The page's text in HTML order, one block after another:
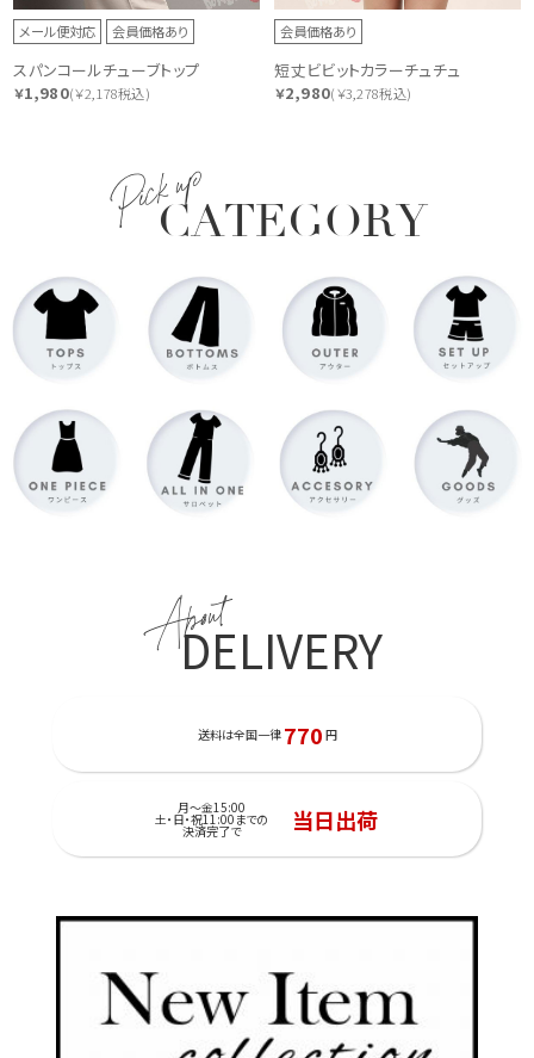
メール便対応 会員価格あり
スパンコールチューブトップ
￥1,980(￥2,178税込)
会員価格あり
短丈ビビットカラーチュチュ
￥2,980(￥3,278税込)
Pick upCATEGORY
About
DELIVERY
送料は全国一律 770 円
月～金15:00
土・日・祝11:00までの
決済完了で 当日出荷